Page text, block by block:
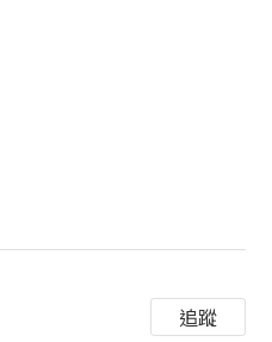
追蹤